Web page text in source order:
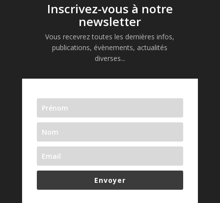
Inscrivez-vous à notre
newsletter
Vous recevrez toutes les dernières infos,
publications, évènements, actualités
diverses...
Envoyer